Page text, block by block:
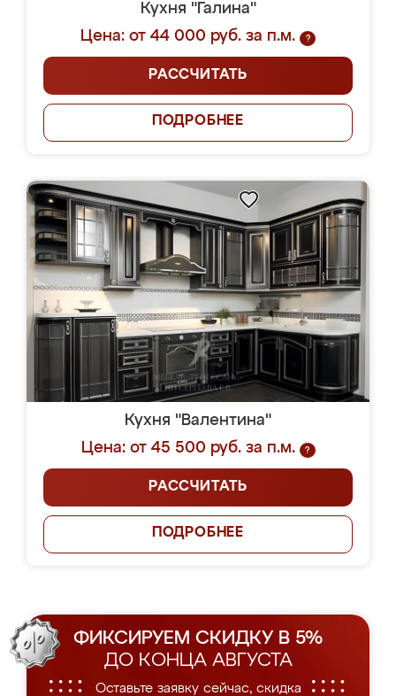
Кухня "Галина"
Цена: от 44 000 руб. за п.м.
?
РАССЧИТАТЬ
ПОДРОБНЕЕ
Кухня "Валентина"
Цена: от 45 500 руб. за п.м.
?
РАССЧИТАТЬ
ПОДРОБНЕЕ
ФИКСИРУЕМ СКИДКУ В 5%
ДО КОНЦА АВГУСТА
Оставьте заявку сейчас, скидка